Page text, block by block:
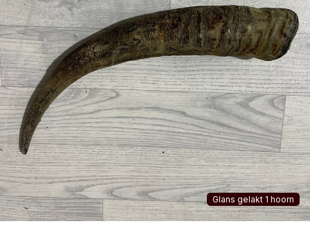
Glans gelakt 1 hoorn